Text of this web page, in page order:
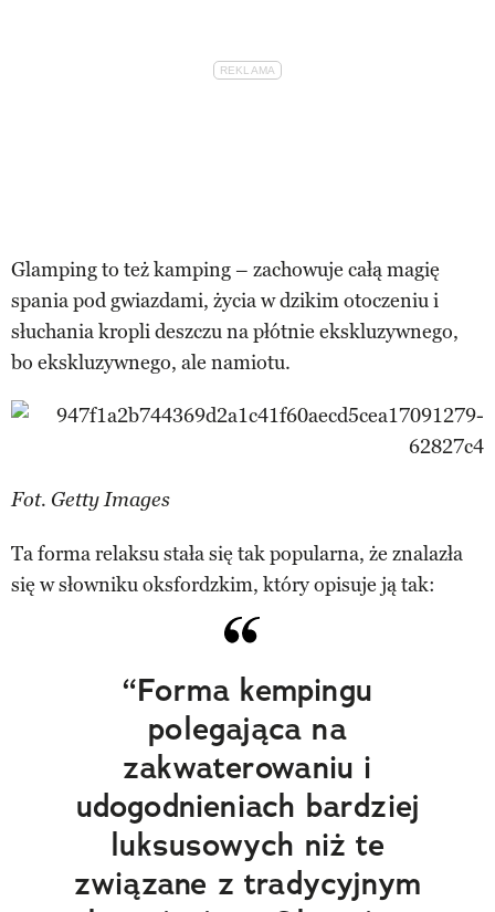
Glamping to też kamping – zachowuje całą magię
spania pod gwiazdami, życia w dzikim otoczeniu i
słuchania kropli deszczu na płótnie ekskluzywnego,
bo ekskluzywnego, ale namiotu.
Fot. Getty Images
Ta forma relaksu stała się tak popularna, że znalazła
się w słowniku oksfordzkim, który opisuje ją tak:
“Forma kempingu
polegająca na
zakwaterowaniu i
udogodnieniach bardziej
luksusowych niż te
związane z tradycyjnym